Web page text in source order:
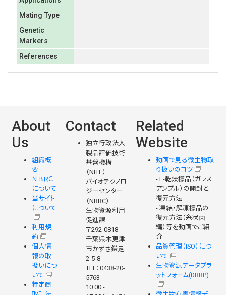
Mating Type
Genetic
Markers
References
About
Us
組織概
要
ＮＢＲＣ
について
当サイト
について
利用規
約
個人情
報の取
扱いにつ
いて
特定商
Contact
独立行政法人
製品評価技術
基盤機構
（NITE）
バイオテクノロ
ジーセンター
（NBRC）
生物資源利用
促進課
〒292-0818
千葉県木更津
市かずさ鎌足
2-5-8
TEL：0438-20-
5763
10:00 -
Related
Website
動画で見る微生物取
り扱いのコツ
- L-乾燥標品（ガラス
アンプル）の開封と
復元方法
- 凍結・解凍標品の
復元方法（糸状菌
編）等を動画でご紹
介
品質管理（ISO）につ
いて
生物資源データプラ
ットフォーム(DBRP)